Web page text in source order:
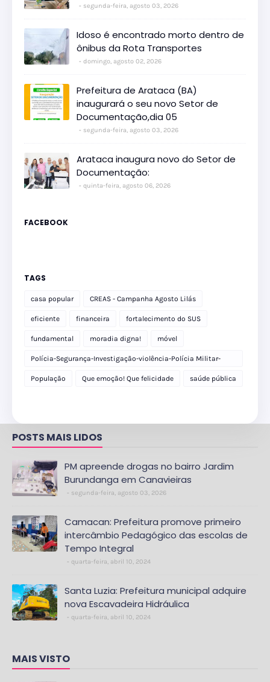
segunda-feira, agosto 03, 2026
Idoso é encontrado morto dentro de
ônibus da Rota Transportes
domingo, agosto 02, 2026
Prefeitura de Arataca (BA)
inaugurará o seu novo Setor de
Documentação,dia 05
segunda-feira, agosto 03, 2026
Arataca inaugura novo do Setor de
Documentação:
quinta-feira, agosto 06, 2026
FACEBOOK
TAGS
casa popular CREAS - Campanha Agosto Lilás
eficiente financeira fortalecimento do SUS
fundamental moradia digna! móvel
Polícia-Segurança-Investigação-violência-Polícia Militar-
delegacia
População Que emoção! Que felicidade saúde pública
POSTS MAIS LIDOS
PM apreende drogas no bairro Jardim
Burundanga em Canavieiras
segunda-feira, agosto 03, 2026
Camacan: Prefeitura promove primeiro
intercâmbio Pedagógico das escolas de
Tempo Integral
quarta-feira, abril 10, 2024
Santa Luzia: Prefeitura municipal adquire
nova Escavadeira Hidráulica
quarta-feira, abril 10, 2024
MAIS VISTO